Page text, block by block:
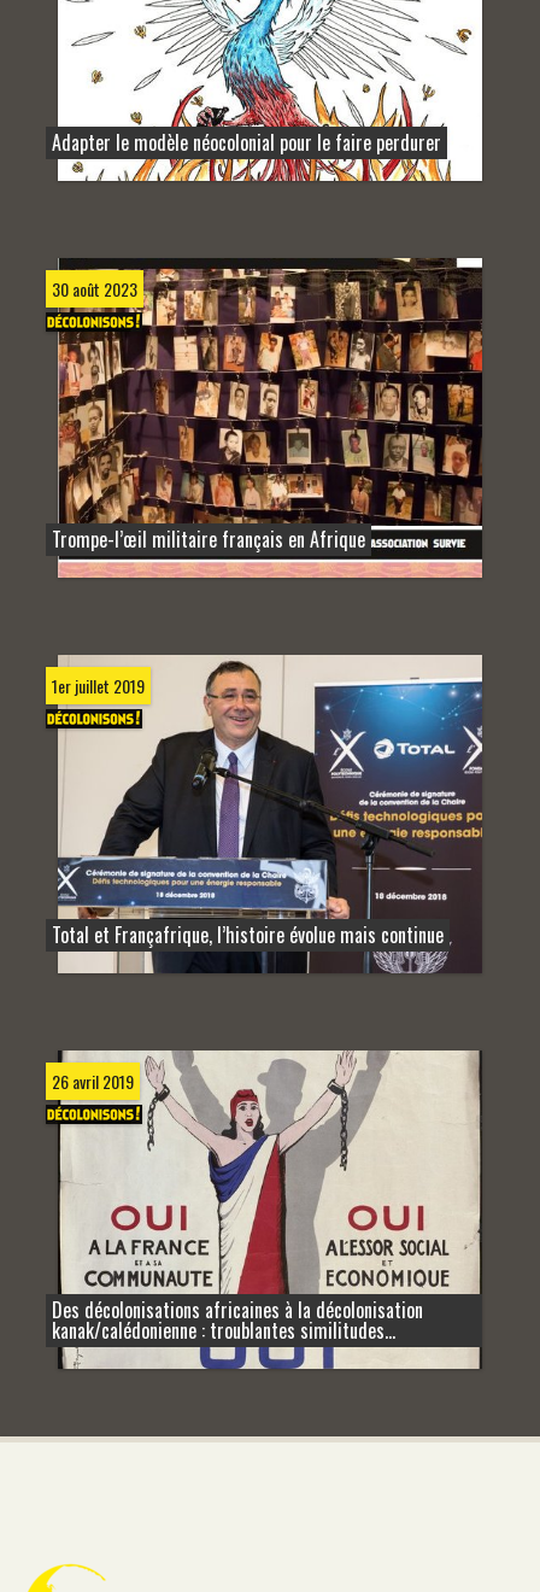
Adapter le modèle néocolonial pour le faire perdurer
30 août 2023
Trompe-l’œil militaire français en Afrique
1er juillet 2019
Total et Françafrique, l’histoire évolue mais continue
26 avril 2019
Des décolonisations africaines à la décolonisation
kanak/calédonienne : troublantes similitudes...